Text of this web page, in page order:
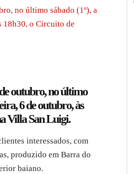
no último sábado (1º), a
18h30, o Circuito de
outubro, no último
6 de outubro, às
Villa San Luigi.
interessados, com
produzido em Barra do
baiano.